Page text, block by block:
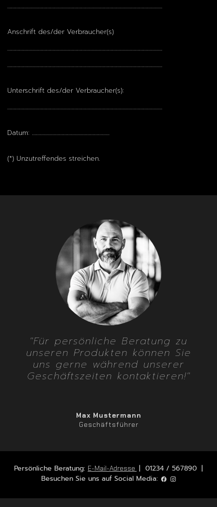
…………………………………………………………………………………………………………
Anschrift des/der Verbraucher(s)
…………………………………………………………………………………………………………
…………………………………………………………………………………………………………
Unterschrift des/der Verbraucher(s):
…………………………………………………………………………………………………………
Datum: ……………………………………………………
(*) Unzutreffendes streichen.
"Für persönliche Beratung zu
unseren Produkten können Sie
uns gerne während unserer
Geschäftszeiten kontaktieren!"
Max Mustermann
Geschäftsführer
Persönliche Beratung: E-Mail-Adresse | 01234 / 567890 |
Besuchen Sie uns auf Social Media: